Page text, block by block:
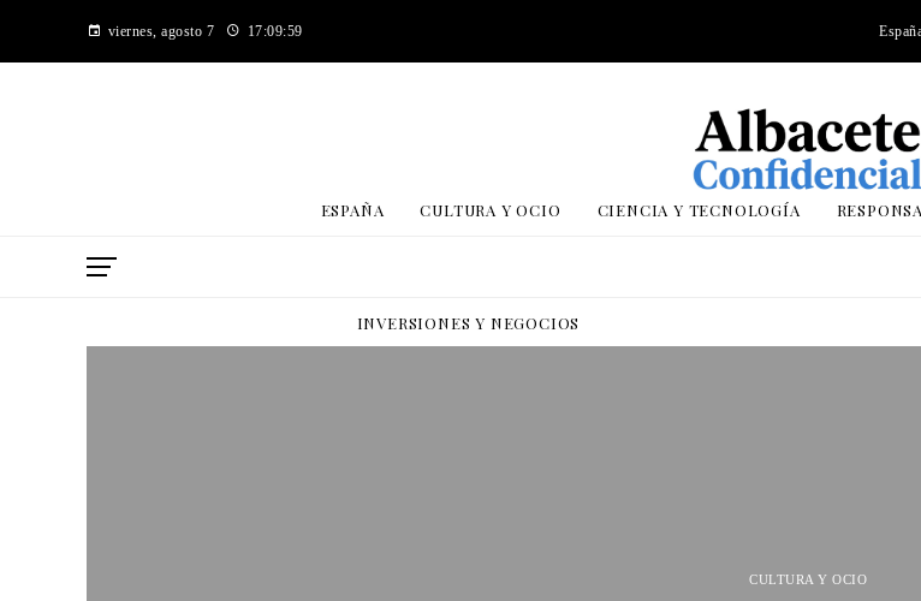
viernes, agosto 7 17:10:00
ESPAÑA CULTURA Y OCIO CIENCIA Y TECNOLOGÍA
INVERSIONES Y NEGOCIOS
CULTURA Y OCIO